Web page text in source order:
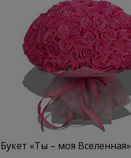
Букет «Ты – моя Вселенная»